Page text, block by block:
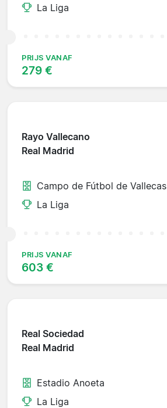
La Liga
PRIJS VANAF
279 €
Rayo Vallecano
Real Madrid
Campo de Fútbol de Vallecas
La Liga
PRIJS VANAF
603 €
Real Sociedad
Real Madrid
Estadio Anoeta
La Liga